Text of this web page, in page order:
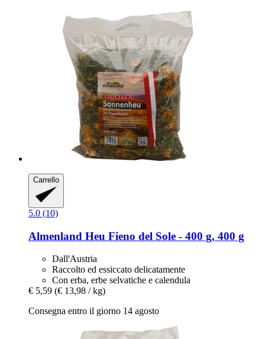
Carrello
5.0 (10)
Almenland Heu Fieno del Sole -​ 400 g, 400 g
Dall'Austria
Raccolto ed essiccato delicatamente
Con erba, erbe selvatiche e calendula
€ 5,59 (€ 13,98 / kg)
Consegna entro il giorno 14 agosto